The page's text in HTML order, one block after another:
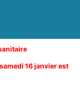
16 janvier est